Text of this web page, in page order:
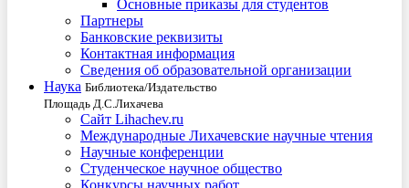
Основные приказы для студентов
Партнеры
Банковские реквизиты
Контактная информация
Сведения об образовательной организации
Наука Библиотека/Издательство
Площадь Д.С.Лихачева
Сайт Lihachev.ru
Международные Лихачевские научные чтения
Научные конференции
Студенческое научное общество
Конкурсы научных работ